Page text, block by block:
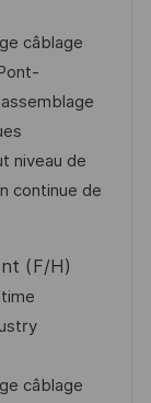
câblage
niveau de
continue de
(F/H)
time
câblage